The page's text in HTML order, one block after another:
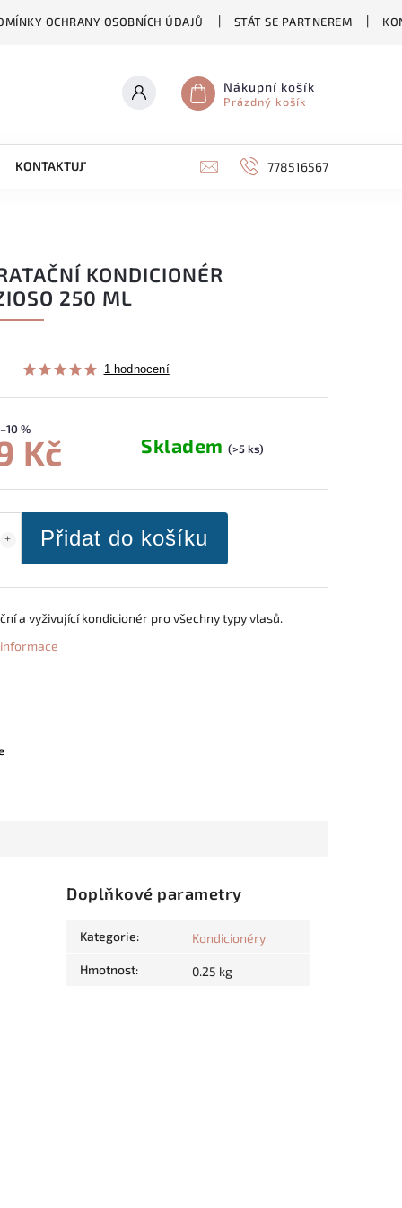
OCHRANY OSOBNÍCH ÚDAJŮ STÁT SE PARTNEREM
Nákupní košík
Prázdný košík
KONTAKTUJTE NÁS 778516567
KONDICIONÉR
250 ML
1 hodnocení
–10 %
Kč Skladem(>5 ks)
Přidat do košíku
a vyživující kondicionér pro všechny typy vlasů.
Doplňkové parametry
Kategorie: Kondicionéry
Hmotnost: 0.25 kg